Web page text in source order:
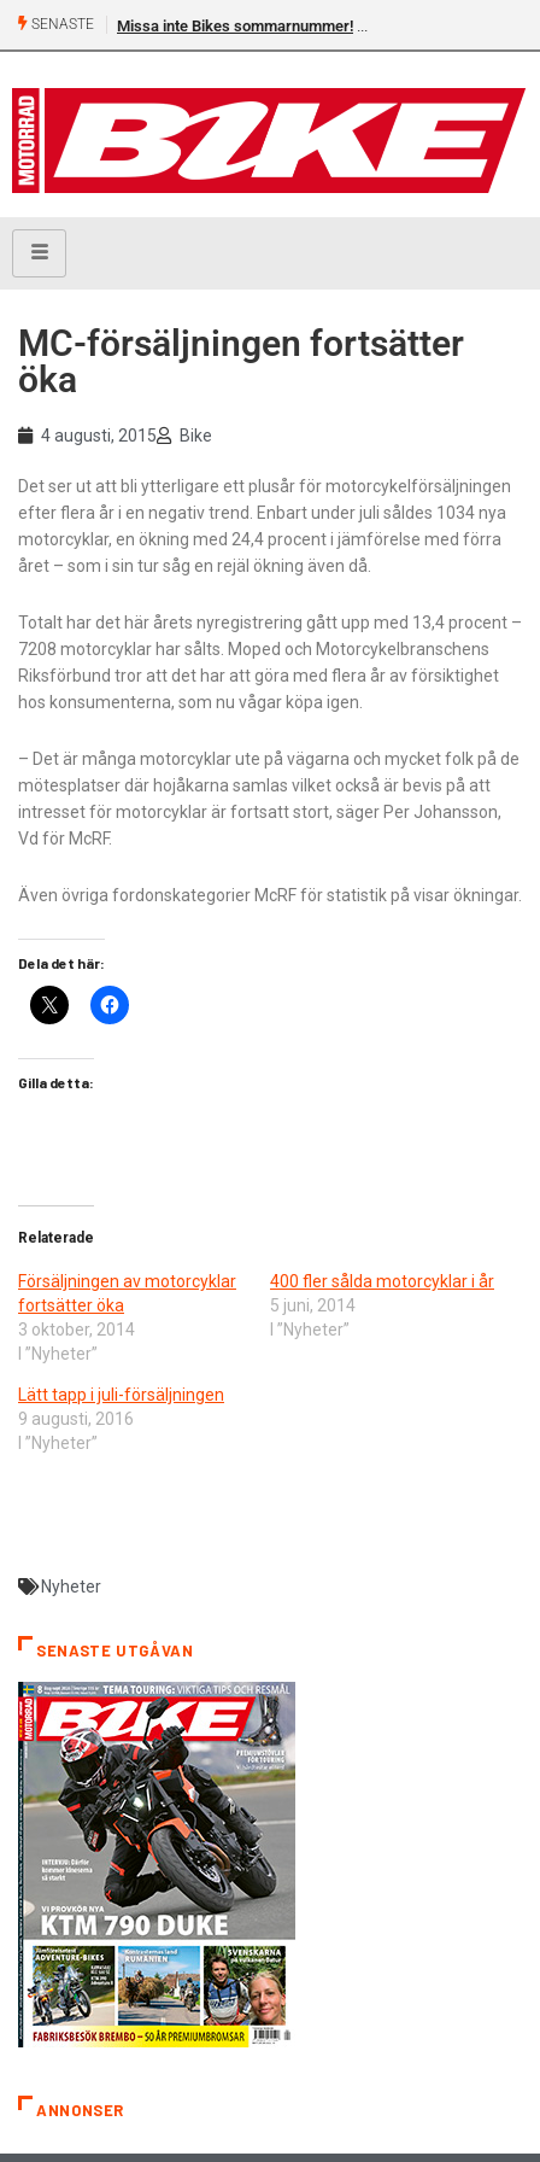
SENASTE Missa inte Bikes sommarnummer!
MC-försäljningen fortsätter
öka
4 augusti, 2015 Bike
Det ser ut att bli ytterligare ett plusår för motorcykelförsäljningen
efter flera år i en negativ trend. Enbart under juli såldes 1034 nya
motorcyklar, en ökning med 24,4 procent i jämförelse med förra
året – som i sin tur såg en rejäl ökning även då.
Totalt har det här årets nyregistrering gått upp med 13,4 procent –
7208 motorcyklar har sålts. Moped och Motorcykelbranschens
Riksförbund tror att det har att göra med flera år av försiktighet
hos konsumenterna, som nu vågar köpa igen.
– Det är många motorcyklar ute på vägarna och mycket folk på de
mötesplatser där hojåkarna samlas vilket också är bevis på att
intresset för motorcyklar är fortsatt stort, säger Per Johansson,
Vd för McRF.
Även övriga fordonskategorier McRF för statistik på visar ökningar.
Dela det här:
Gilla detta:
Relaterade
Försäljningen av motorcyklar
fortsätter öka
3 oktober, 2014
I ”Nyheter”
400 fler sålda motorcyklar i år
5 juni, 2014
I ”Nyheter”
Lätt tapp i juli-försäljningen
9 augusti, 2016
I ”Nyheter”
Nyheter
SENASTE UTGÅVAN
ANNONSER